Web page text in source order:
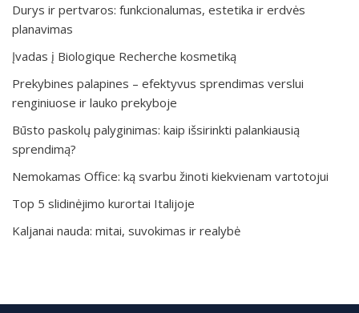
Durys ir pertvaros: funkcionalumas, estetika ir erdvės
planavimas
Įvadas į Biologique Recherche kosmetiką
Prekybines palapines – efektyvus sprendimas verslui
renginiuose ir lauko prekyboje
Būsto paskolų palyginimas: kaip išsirinkti palankiausią
sprendimą?
Nemokamas Office: ką svarbu žinoti kiekvienam vartotojui
Top 5 slidinėjimo kurortai Italijoje
Kaljanai nauda: mitai, suvokimas ir realybė